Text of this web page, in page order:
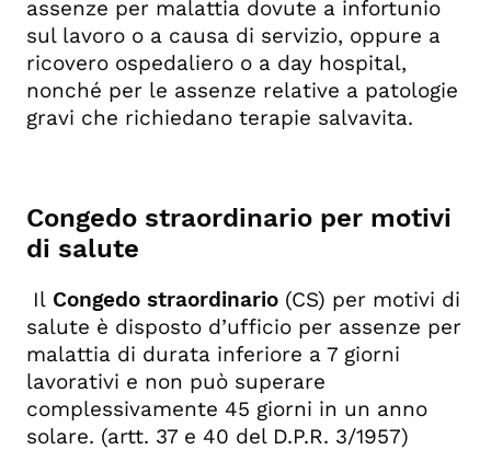
assenze per malattia dovute a infortunio
sul lavoro o a causa di servizio, oppure a
ricovero ospedaliero o a day hospital,
nonché per le assenze relative a patologie
gravi che richiedano terapie salvavita.
Congedo straordinario per motivi
di salute
Il Congedo straordinario (CS) per motivi di
salute è disposto d’ufficio per assenze per
malattia di durata inferiore a 7 giorni
lavorativi e non può superare
complessivamente 45 giorni in un anno
solare. (artt. 37 e 40 del D.P.R. 3/1957)